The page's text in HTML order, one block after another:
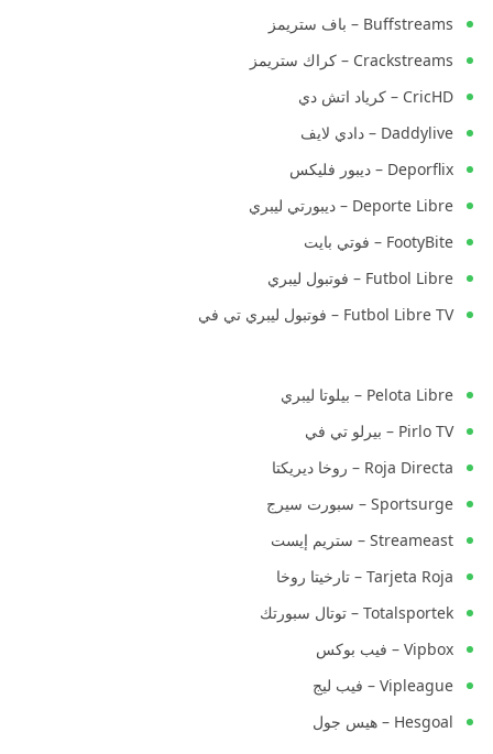
Buffstreams – باف ستريمز
Crackstreams – كراك ستريمز
CricHD – كرياد اتش دي
Daddylive – دادي لايف
Deporflix – ديبور فليكس
Deporte Libre – ديبورتي ليبري
FootyBite – فوتي بايت
Futbol Libre – فوتبول ليبري
Futbol Libre TV – فوتبول ليبري تي في
Pelota Libre – بيلوتا ليبري
Pirlo TV – بيرلو تي في
Roja Directa – روخا ديريكتا
Sportsurge – سبورت سيرج
Streameast – ستريم إيست
Tarjeta Roja – تارخيتا روخا
Totalsportek – توتال سبورتك
Vipbox – فيب بوكس
Vipleague – فيب ليج
Hesgoal – هيس جول